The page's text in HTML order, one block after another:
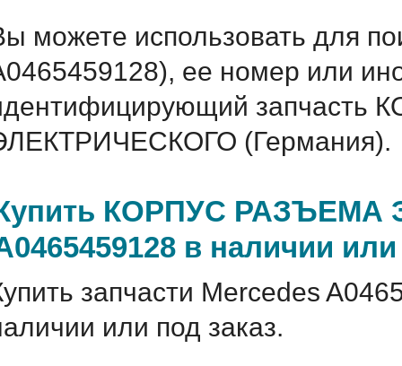
можете использовать для
ее номер или
(Германия).
КОРПУС РАЗЪЕМА
в наличии
запчасти Mercedes
или под заказ.